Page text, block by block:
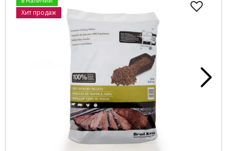
Хит продаж